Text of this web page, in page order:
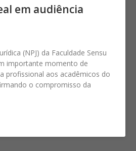
em audiência
(NPJ) da Faculdade Sensu
importante momento de
profissional aos acadêmicos do
o compromisso da